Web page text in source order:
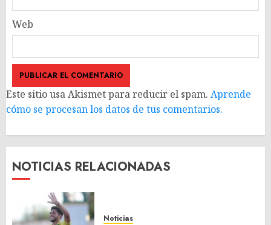
Web
Este sitio usa Akismet para reducir el spam. Aprende
cómo se procesan los datos de tus comentarios.
NOTICIAS RELACIONADAS
Noticias